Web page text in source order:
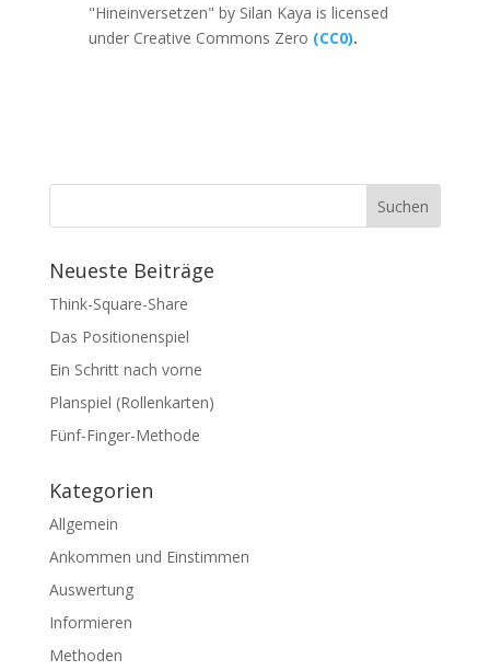
"Hineinversetzen" by Silan Kaya is licensed
under Creative Commons Zero (CC0).
Suchen
Neueste Beiträge
Think-Square-Share
Das Positionenspiel
Ein Schritt nach vorne
Planspiel (Rollenkarten)
Fünf-Finger-Methode
Kategorien
Allgemein
Ankommen und Einstimmen
Auswertung
Informieren
Methoden